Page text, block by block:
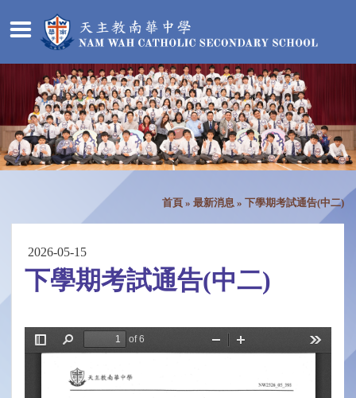
首頁 » 最新消息 » 下學期考試通告(中二)
2026-05-15
下學期考試通告(中二)